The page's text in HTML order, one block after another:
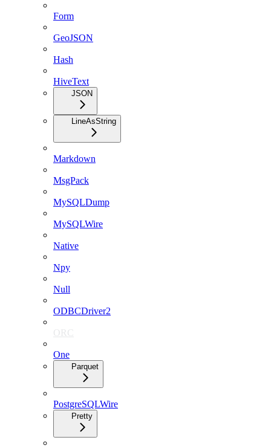
Form
GeoJSON
Hash
HiveText
JSON
LineAsString
Markdown
MsgPack
MySQLDump
MySQLWire
Native
Npy
Null
ODBCDriver2
ORC
One
Parquet
PostgreSQLWire
Pretty